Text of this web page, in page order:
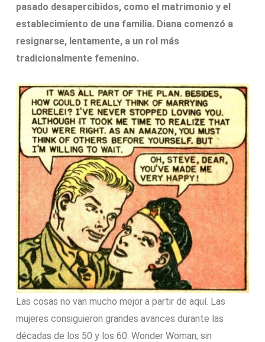
pasado desapercibidos, como el matrimonio y el
establecimiento de una familia. Diana comenzó a
resignarse, lentamente, a un rol más
tradicionalmente femenino.
Las cosas no van mucho mejor a partir de aquí. Las
mujeres consiguieron grandes avances durante las
décadas de los 50 y los 60. Wonder Woman, sin